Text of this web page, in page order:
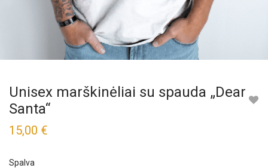
Unisex marškinėliai su spauda „Dear
Santa“
15,00 €
Spalva